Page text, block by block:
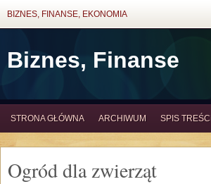
BIZNES, FINANSE, EKONOMIA
Biznes, Finanse
STRONA GŁÓWNA ARCHIWUM SPIS TREŚCI
Ogród dla zwierząt